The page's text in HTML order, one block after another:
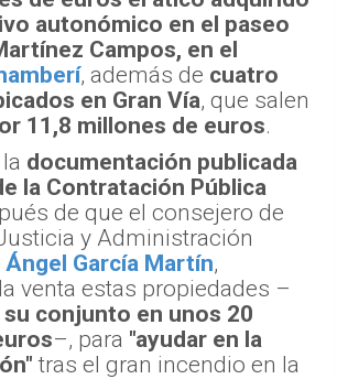
autonómico en el paseo
Campos, en el
, además de cuatro
en Gran Vía, que salen
11,8 millones de euros.
documentación publicada
la Contratación Pública
de que el consejero de
y Administración
García Martín,
venta estas propiedades –
conjunto en unos 20
–, para "ayudar en la
tras el gran incendio en la